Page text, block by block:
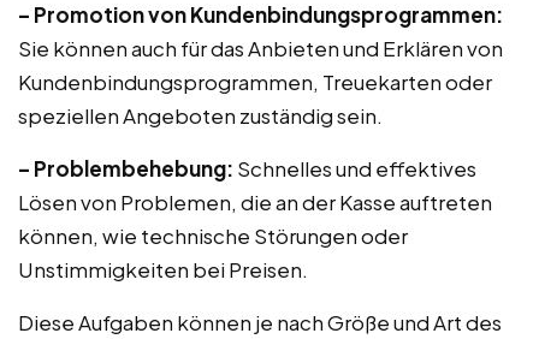
– Promotion von Kundenbindungsprogrammen:
Sie können auch für das Anbieten und Erklären von
Kundenbindungsprogrammen, Treuekarten oder
speziellen Angeboten zuständig sein.
– Problembehebung: Schnelles und effektives
Lösen von Problemen, die an der Kasse auftreten
können, wie technische Störungen oder
Unstimmigkeiten bei Preisen.
Diese Aufgaben können je nach Größe und Art des